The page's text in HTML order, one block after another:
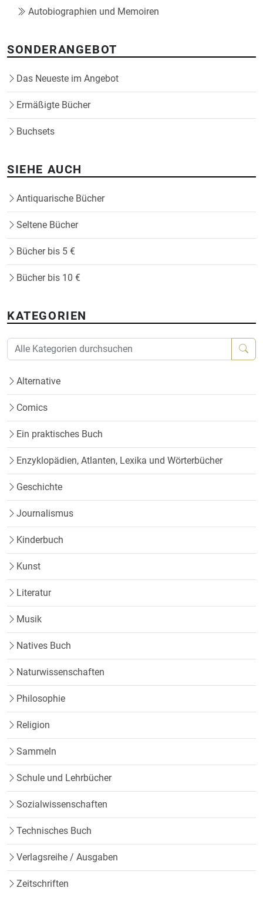
Autobiographien und Memoiren
SONDERANGEBOT
Das Neueste im Angebot
Ermäßigte Bücher
Buchsets
SIEHE AUCH
Antiquarische Bücher
Seltene Bücher
Bücher bis 5 €
Bücher bis 10 €
KATEGORIEN
Alternative
Comics
Ein praktisches Buch
Enzyklopädien, Atlanten, Lexika und Wörterbücher
Geschichte
Journalismus
Kinderbuch
Kunst
Literatur
Musik
Natives Buch
Naturwissenschaften
Philosophie
Religion
Sammeln
Schule und Lehrbücher
Sozialwissenschaften
Technisches Buch
Verlagsreihe / Ausgaben
Zeitschriften